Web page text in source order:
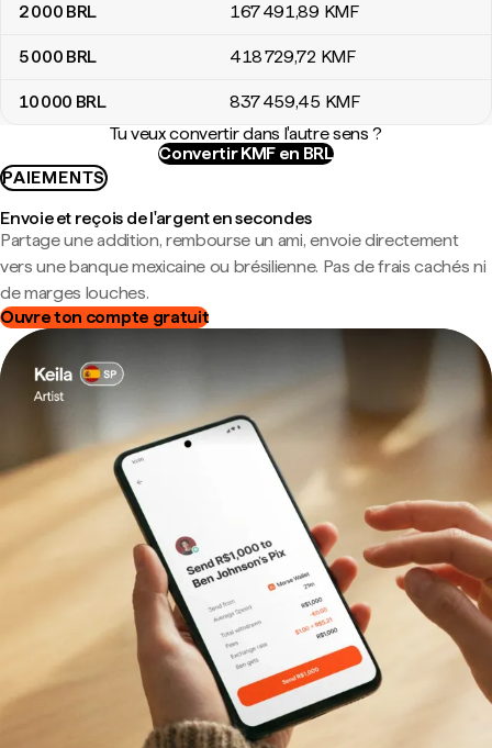
2 000 BRL 167 491,89 KMF
5 000 BRL 418 729,72 KMF
10 000 BRL 837 459,45 KMF
Tu veux convertir dans l'autre sens ?
Convertir KMF en BRL
PAIEMENTS
Envoie et reçois de l'argent en secondes
Partage une addition, rembourse un ami, envoie directement
vers une banque mexicaine ou brésilienne. Pas de frais cachés ni
de marges louches.
Ouvre ton compte gratuit